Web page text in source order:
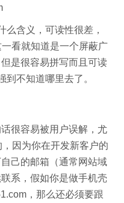
么含义，可读性很差，
看就知道是一个屏蔽广
是很容易拼写而且可读
不知道哪里去了。
很容易被用户误解，尤
因为你在开发新客户的
己的邮箱（通常网站域
系，假如你是做手机壳
，那么还必须要跟